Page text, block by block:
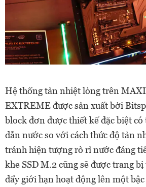
Hệ thống tản nhiệt lỏng trên
EXTREME được sản xuất bởi
block đơn được thiết kế đặc biệt
dẫn nước so với cách thức độ tản
tránh hiện tượng rò rỉ nước đáng
khe SSD M.2 cũng sẽ được trang
đẩy giới hạn hoạt động lên một